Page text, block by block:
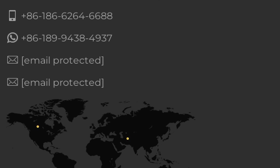
+86-186-6264-6688
+86-189-9438-4937
[email protected]
[email protected]